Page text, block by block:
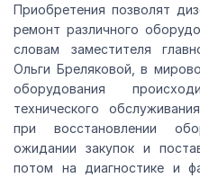
Приобретения позволят
ремонт различного
словам заместителя
Ольги Бреляковой, в
оборудования
технического
при восстановлении
ожидании закупок и
потом на диагностике и